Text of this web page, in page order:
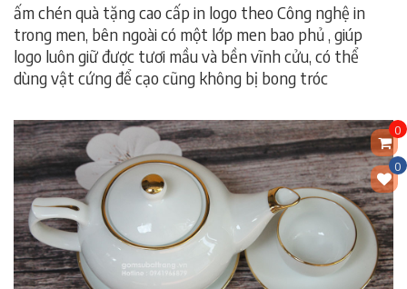
0
0
ấm chén quà tặng cao cấp in logo theo Công nghệ in
trong men, bên ngoài có một lớp men bao phủ , giúp
logo luôn giữ được tươi mầu và bền vĩnh cửu, có thể
dùng vật cứng để cạo cũng không bị bong tróc